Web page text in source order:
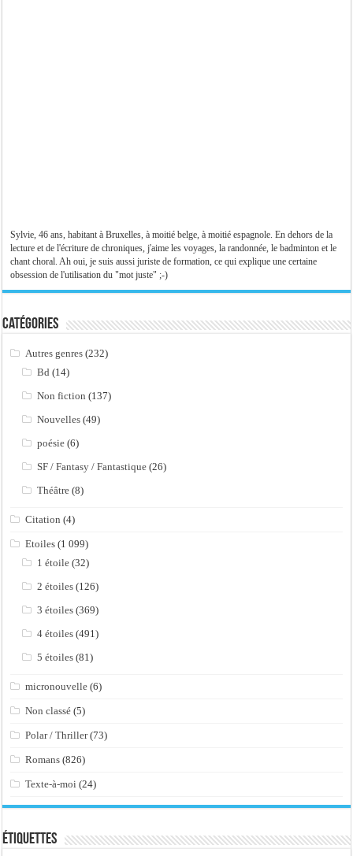
Sylvie, 46 ans, habitant à Bruxelles, à moitié belge, à moitié espagnole. En dehors de la
lecture et de l'écriture de chroniques, j'aime les voyages, la randonnée, le badminton et le
chant choral. Ah oui, je suis aussi juriste de formation, ce qui explique une certaine
obsession de l'utilisation du "mot juste" ;-)
Catégories
Autres genres (232)
Bd (14)
Non fiction (137)
Nouvelles (49)
poésie (6)
SF / Fantasy / Fantastique (26)
Théâtre (8)
Citation (4)
Etoiles (1 099)
1 étoile (32)
2 étoiles (126)
3 étoiles (369)
4 étoiles (491)
5 étoiles (81)
micronouvelle (6)
Non classé (5)
Polar / Thriller(73)
Romans (826)
Texte-à-moi (24)
Étiquettes